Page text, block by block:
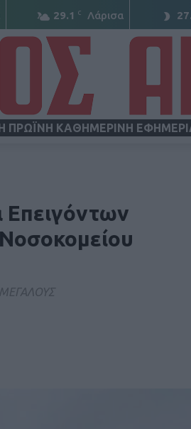
29.1 C Λάρισα
ΠΡΩΪΝΗ ΚΑΘΗΜΕΡΙΝΗ